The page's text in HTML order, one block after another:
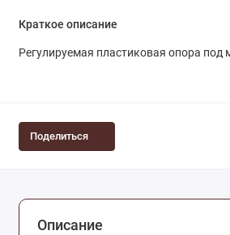
Краткое описание
Регулируемая пластиковая опора под
Поделиться
Описание